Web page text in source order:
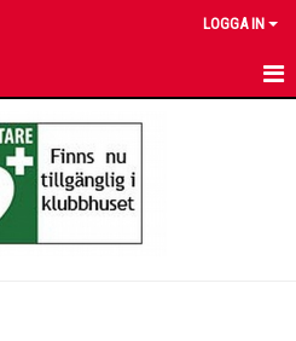
LOGGA IN